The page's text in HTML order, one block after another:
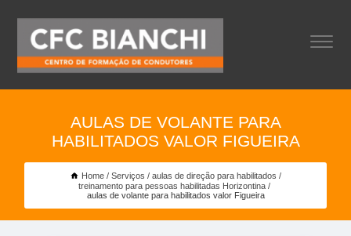
AULAS DE VOLANTE PARA
HABILITADOS VALOR FIGUEIRA
Home Serviços
aulas de direção para habilitados
treinamento para pessoas habilitadas Horizontina
aulas de volante para habilitados valor Figueira